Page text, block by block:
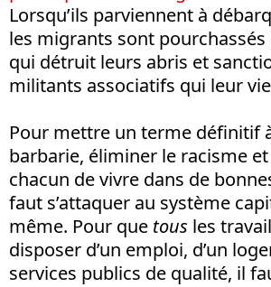
Lorsqu’ils parviennent à
les migrants sont pourchassés
qui détruit leurs abris et
militants associatifs qui leur
Pour mettre un terme définitif
barbarie, éliminer le racisme
chacun de vivre dans de
faut s’attaquer au système
même. Pour que tous les
disposer d’un emploi, d’un
services publics de qualité, il